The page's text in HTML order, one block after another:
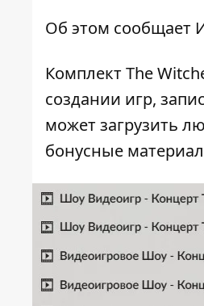
Об этом сообщает
Комплект The
создании игр,
может загрузить
бонусные